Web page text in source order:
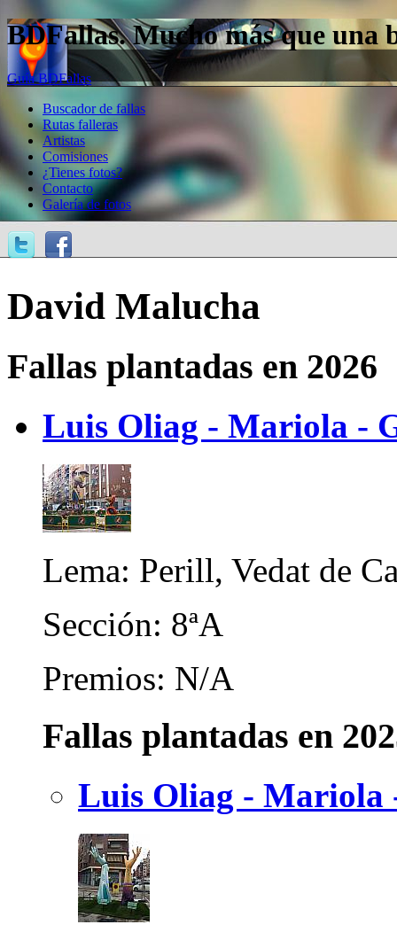
BDFallas. Mucho más que una
Guía BDFallas
Buscador de fallas
Rutas falleras
Artistas
Comisiones
¿Tienes fotos?
Contacto
Galería de fotos
David Malucha
Fallas plantadas en 2026
Luis Oliag - Mariola -
Lema: Perill, Vedat de
Sección: 8ªA
Premios: N/A
Fallas plantadas en
Luis Oliag - Mariola